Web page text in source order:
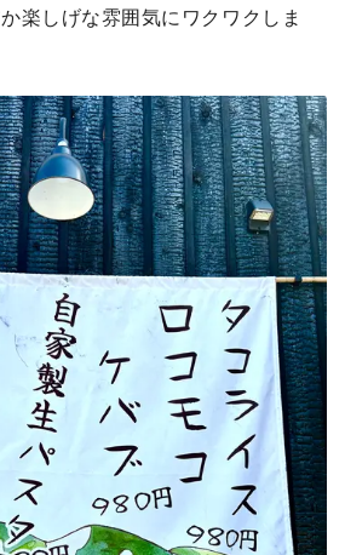
楽しげな雰囲気にワクワクしま